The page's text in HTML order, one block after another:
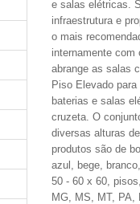
e salas elétricas.
infraestrutura e
o mais
internamente
abrange as salas
Piso Elevado
baterias e salas
cruzeta. O
diversas alturas
produtos são de
azul, bege,
50 - 60 x 60,
MG, MS, MT,